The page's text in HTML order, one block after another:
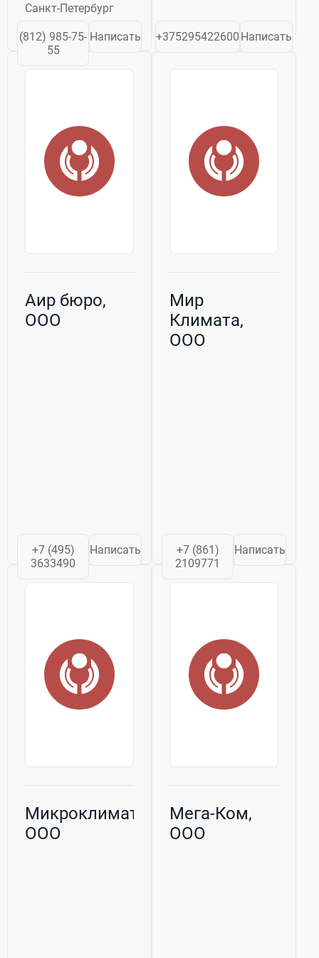
Санкт-Петербург
(812) 985-75-
55
Написать +375295422600 Написать
Аир бюро,
ООО
+7 (495)
3633490
Написать
Мир
Климата,
ООО
+7 (861)
2109771
Написать
Микроклимат,
ООО
Мега-Ком,
ООО